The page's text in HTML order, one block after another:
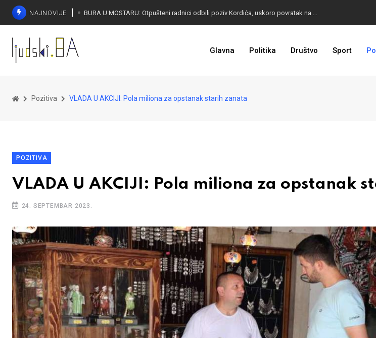
NAJNOVIJE
Glavna Politika Društvo Sport
Pozitiva VLADA U AKCIJI: Pola miliona za opstanak starih zanata
POZITIVA
VLADA U AKCIJI: Pola miliona za opstanak
24. SEPTEMBAR 2023.